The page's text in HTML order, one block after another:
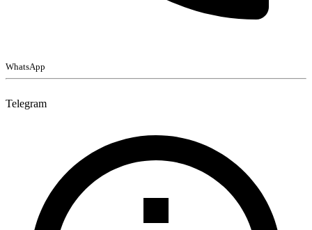
WhatsApp
Telegram